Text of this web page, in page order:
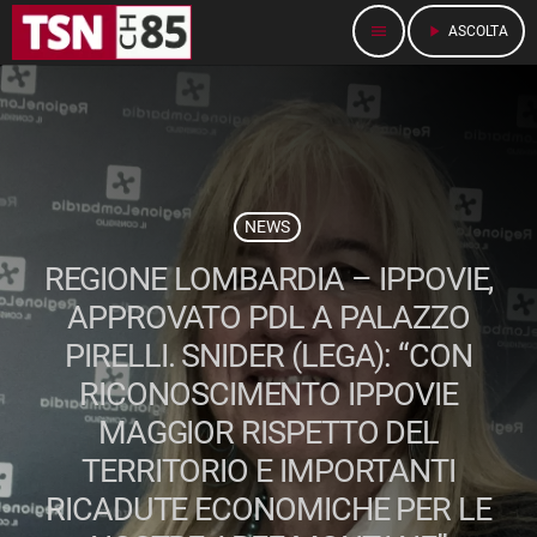
menu play_arrow ASCOLTA
NEWS
REGIONE LOMBARDIA – IPPOVIE,
APPROVATO PDL A PALAZZO
PIRELLI. SNIDER (LEGA): “CON
RICONOSCIMENTO IPPOVIE
MAGGIOR RISPETTO DEL
TERRITORIO E IMPORTANTI
RICADUTE ECONOMICHE PER LE